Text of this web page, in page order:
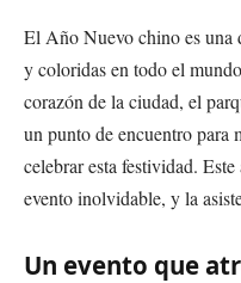
El Año Nuevo chino es una
y coloridas en todo el
corazón de la ciudad, el
un punto de encuentro para
celebrar esta festividad.
evento inolvidable, y la
Un evento que